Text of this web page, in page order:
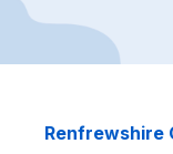
Renfrewshire